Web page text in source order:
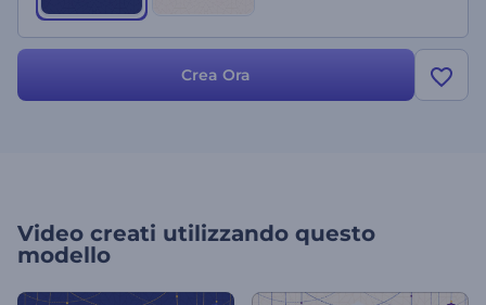
Crea Ora
Video creati utilizzando questo
modello